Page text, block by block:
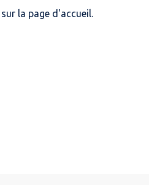
la page d'accueil.